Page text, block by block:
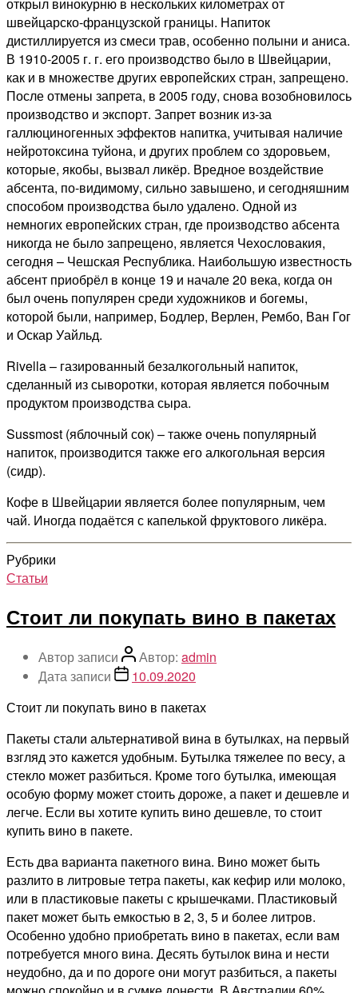
открыл винокурню в нескольких километрах от
швейцарско-французской границы. Напиток
дистиллируется из смеси трав, особенно полыни и аниса.
В 1910-2005 г. г. его производство было в Швейцарии,
как и в множестве других европейских стран, запрещено.
После отмены запрета, в 2005 году, снова возобновилось
производство и экспорт. Запрет возник из-за
галлюциногенных эффектов напитка, учитывая наличие
нейротоксина туйона, и других проблем со здоровьем,
которые, якобы, вызвал ликёр. Вредное воздействие
абсента, по-видимому, сильно завышено, и сегодняшним
способом производства было удалено. Одной из
немногих европейских стран, где производство абсента
никогда не было запрещено, является Чехословакия,
сегодня – Чешская Республика. Наибольшую известность
абсент приобрёл в конце 19 и начале 20 века, когда он
был очень популярен среди художников и богемы,
которой были, например, Бодлер, Верлен, Рембо, Ван Гог
и Оскар Уайльд.
Rivella – газированный безалкогольный напиток,
сделанный из сыворотки, которая является побочным
продуктом производства сыра.
Sussmost (яблочный сок) – также очень популярный
напиток, производится также его алкогольная версия
(сидр).
Кофе в Швейцарии является более популярным, чем
чай. Иногда подаётся с капелькой фруктового ликёра.
Рубрики
Статьи
Стоит ли покупать вино в пакетах
Автор записи Автор: admin
Дата записи
10.09.2020
Стоит ли покупать вино в пакетах
Пакеты стали альтернативой вина в бутылках, на первый
взгляд это кажется удобным. Бутылка тяжелее по весу, а
стекло может разбиться. Кроме того бутылка, имеющая
особую форму может стоить дороже, а пакет и дешевле и
легче. Если вы хотите купить вино дешевле, то стоит
купить вино в пакете.
Есть два варианта пакетного вина. Вино может быть
разлито в литровые тетра пакеты, как кефир или молоко,
или в пластиковые пакеты с крышечками. Пластиковый
пакет может быть емкостью в 2, 3, 5 и более литров.
Особенно удобно приобретать вино в пакетах, если вам
потребуется много вина. Десять бутылок вина и нести
неудобно, да и по дороге они могут разбиться, а пакеты